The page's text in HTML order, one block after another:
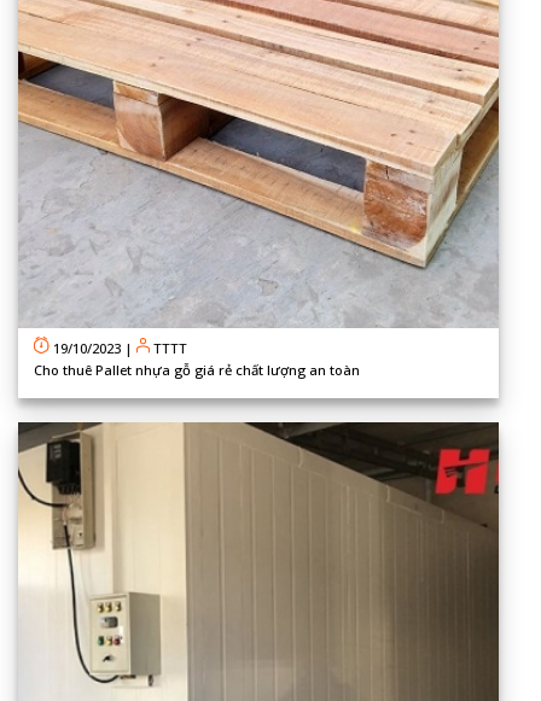
19/10/2023 |
TTTT
Cho thuê Pallet nhựa gỗ giá rẻ chất lượng an toàn